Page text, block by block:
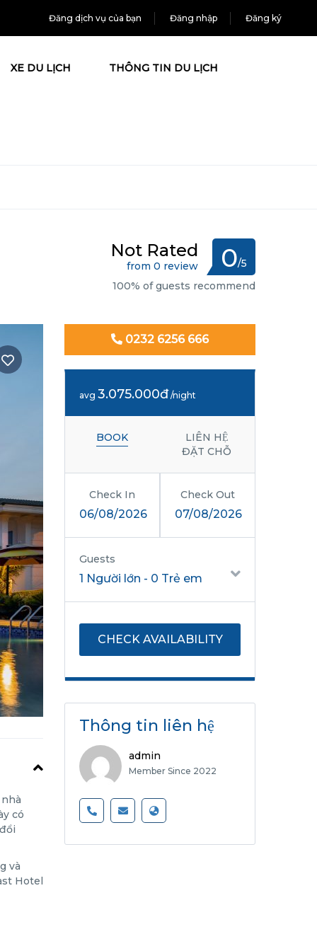
Đăng dịch vụ của bạn Đăng nhập Đăng ký
XE DU LỊCH THÔNG TIN DU LỊCH
Not Rated
from 0 review 0/5
100% of guests recommend
có
và
Hotel
0232 6256 666
avg 3.075.000đ /night
BOOK
LIÊN HỆ
ĐẶT CHỖ
Check In
06/08/2026
Check Out
07/08/2026
Guests
1 Người lớn - 0 Trẻ em
Thông tin liên hệ
admin
Member Since 2022